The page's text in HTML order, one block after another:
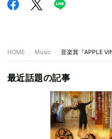
HOME Music 音楽賞『APPLE
最近話題の記事